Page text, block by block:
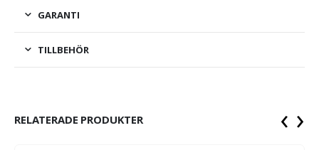
GARANTI
TILLBEHÖR
RELATERADE PRODUKTER ‹ ›